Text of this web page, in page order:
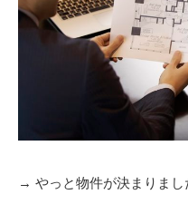
→ やっと物件が決まりま